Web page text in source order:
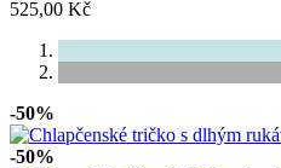
525,00 Kč
-50%
-50%